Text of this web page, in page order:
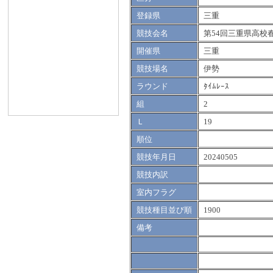
登録県
三重
競技会名
第54回三重県高校
開催県
三重
競技場名
伊勢
ラウンド
ﾀｲﾑﾚｰｽ
組
2
Ｌ
19
順位
競技年月日
20240505
競技内訳
室内フラグ
競技種目並び順
1900
備考